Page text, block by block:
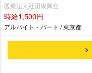
医療法人社団東興会
時給1,500円
アルバイト・パート / 東京都